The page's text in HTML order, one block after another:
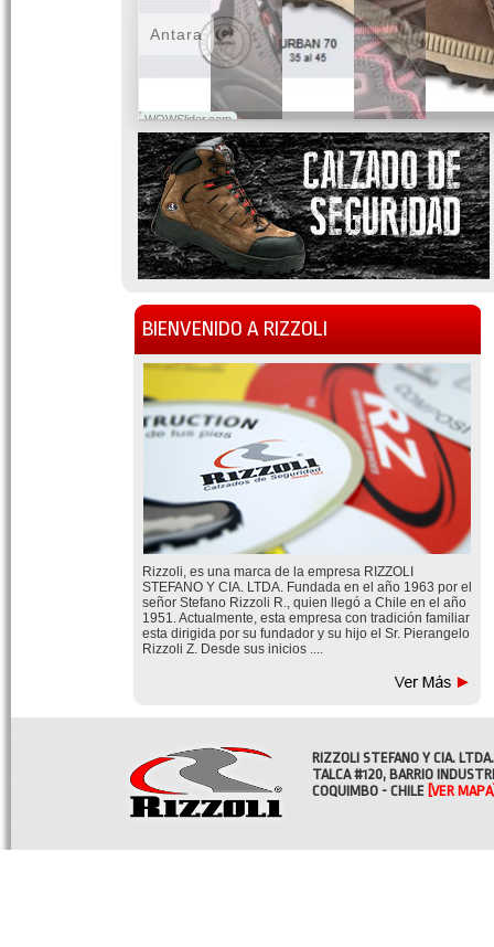
WOWSlider.com
Antara
BIENVENIDO A RIZZOLI
Rizzoli, es una marca de la empresa RIZZOLI
STEFANO Y CIA. LTDA. Fundada en el año 1963 por el
señor Stefano Rizzoli R., quien llegó a Chile en el año
1951. Actualmente, esta empresa con tradición familiar
esta dirigida por su fundador y su hijo el Sr. Pierangelo
Rizzoli Z. Desde sus inicios ....
RIZZOLI STEFANO Y CIA. LTDA.
TALCA #120, BARRIO
COQUIMBO - CHILE [VER